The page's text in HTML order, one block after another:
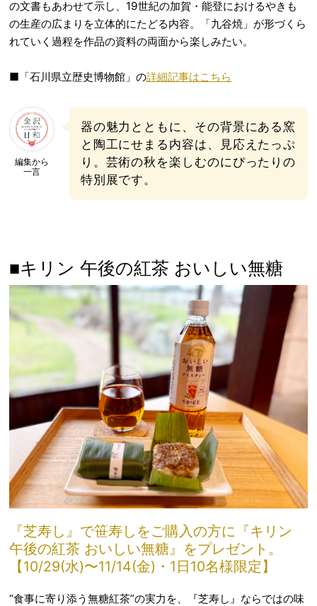
の文書もあわせて示し、19世紀の加賀・能登におけるやきも
の生産の広まりを立体的にたどる内容。「九谷焼」が形づくら
れていく過程を作品の資料の両面から楽しみたい。
■「石川県立歴史博物館」の詳細記事はこちら
編集から
一言
器の魅力とともに、その背景にある窯
と陶工にせまる内容は、見応えたっぷ
り。芸術の秋を楽しむのにぴったりの
特別展です。
■キリン 午後の紅茶 おいしい無糖
『芝寿し』で笹寿しをご購入の方に『キリン
午後の紅茶 おいしい無糖』をプレゼント。
【10/29(水)〜11/14(金)・1日10名様限定】
“食事に寄り添う無糖紅茶”の実力を、『芝寿し』ならではの味